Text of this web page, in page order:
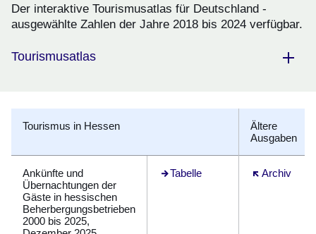
Der interaktive Tourismusatlas für Deutschland -
ausgewählte Zahlen der Jahre 2018 bis 2024 verfügbar.
Tourismusatlas
Tourismus in Hessen
Ältere
Ausgaben
Ankünfte und
Übernachtungen der
Gäste in hessischen
Beherbergungsbetrieben
2000 bis 2025,
Tabelle Archiv
Öffnet sich in